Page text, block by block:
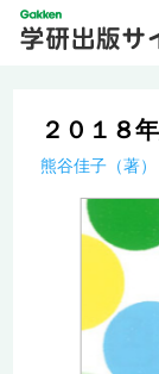
２０１８
熊谷佳子（著）